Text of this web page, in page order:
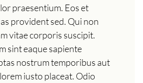
praesentium. Eos et
provident sed. Qui non
vitae corporis suscipit.
sint eaque sapiente
nostrum temporibus aut
iusto placeat. Odio